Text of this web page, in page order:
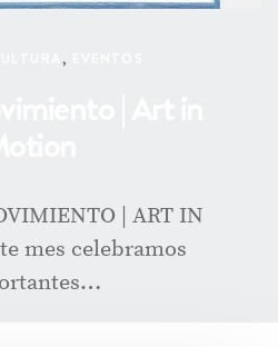
,
| ART IN
mes celebramos